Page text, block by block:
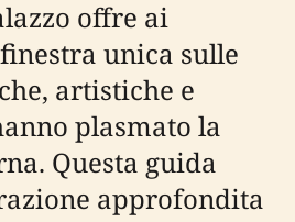
offre ai
unica sulle
artistiche e
plasmato la
Questa guida
approfondita